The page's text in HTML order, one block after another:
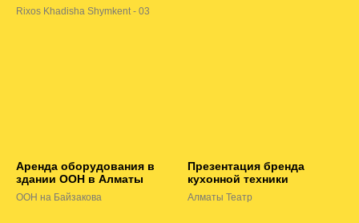
Rixos Khadisha Shymkent - 03
Аренда оборудования в
здании ООН в Алматы
ООН на Байзакова
Презентация бренда
кухонной техники
Алматы Театр